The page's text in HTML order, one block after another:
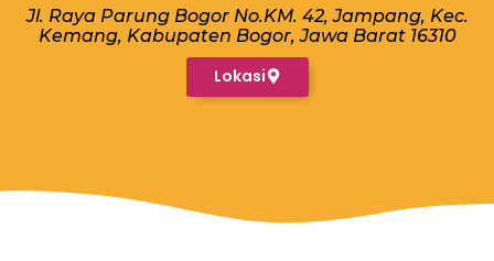
Jl. Raya Parung Bogor No.KM. 42, Jampang, Kec.
Kemang, Kabupaten Bogor, Jawa Barat 16310
Lokasi